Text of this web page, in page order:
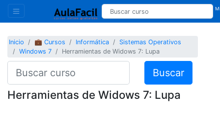
Inicio 💼 Cursos Informática
Sistemas Operativos
Windows 7
Herramientas de Widows 7: Lupa
Buscar
Herramientas de Widows 7: Lupa